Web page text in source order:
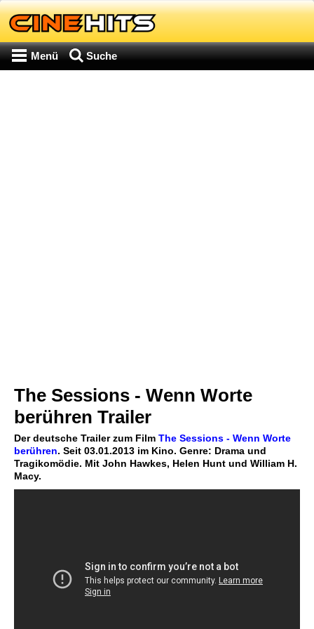
Menü Suche
The Sessions - Wenn Worte
berühren Trailer
Der deutsche Trailer zum Film The Sessions - Wenn Worte
berühren. Seit 03.01.2013 im Kino. Genre: Drama und
Tragikomödie. Mit John Hawkes, Helen Hunt und William H.
Macy.